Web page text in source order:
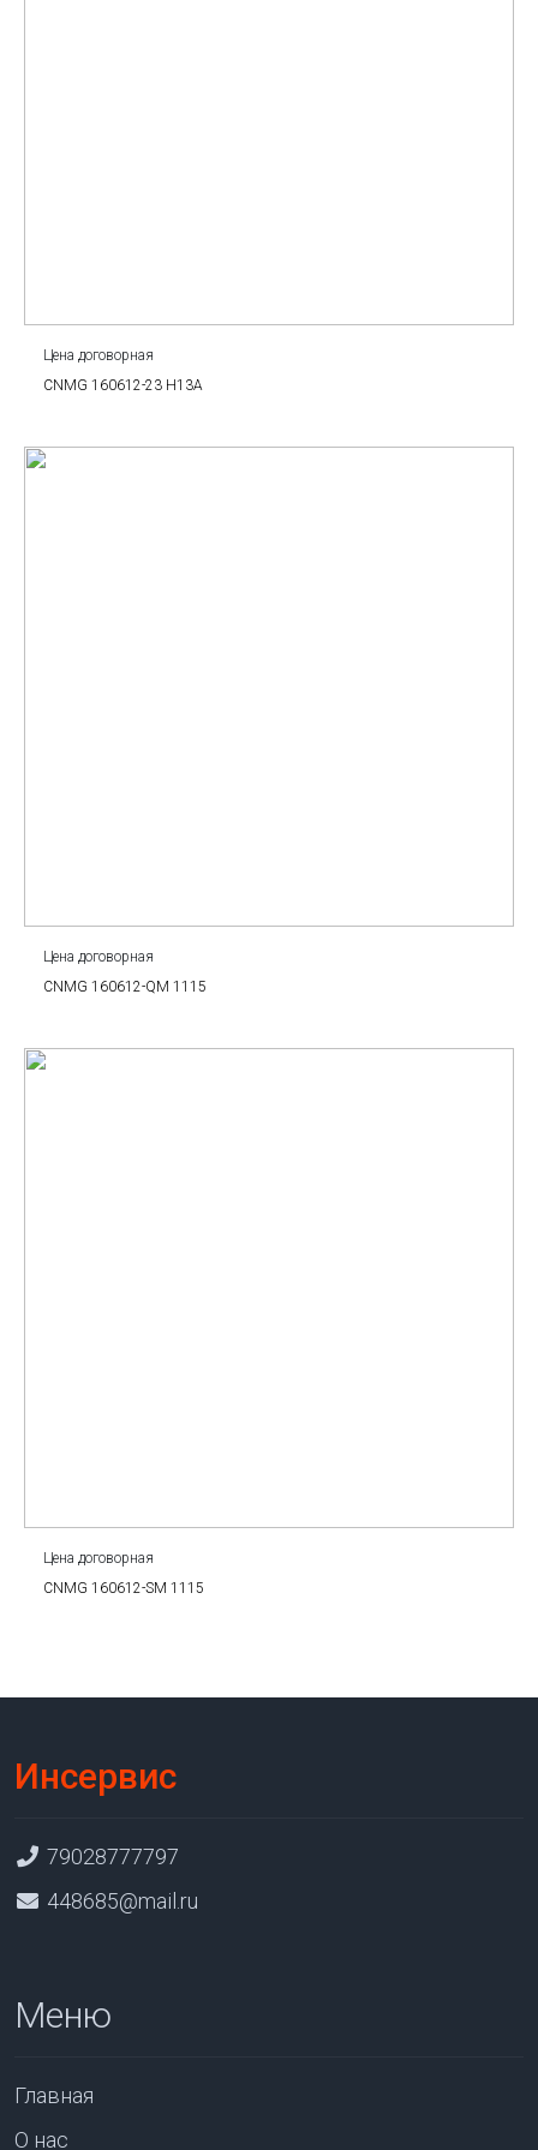
Цена договорная
CNMG 160612-23 H13A
Цена договорная
CNMG 160612-QM 1115
Цена договорная
CNMG 160612-SM 1115
Инсервис
79028777797
448685@mail.ru
Меню
Главная
О нас